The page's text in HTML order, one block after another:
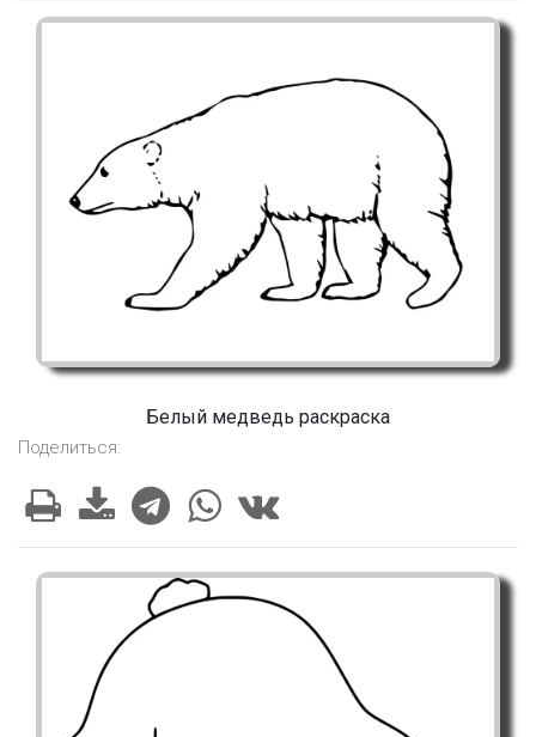
Белый медведь раскраска
Поделиться: